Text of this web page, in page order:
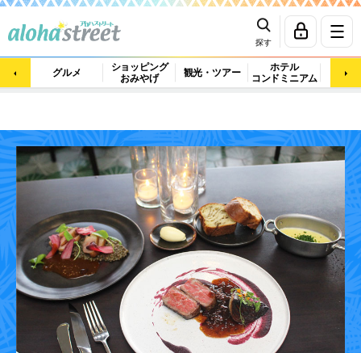
探す
グルメ
ショッピング
おみやげ
観光・ツアー
ホテル
コンドミニアム
マッ